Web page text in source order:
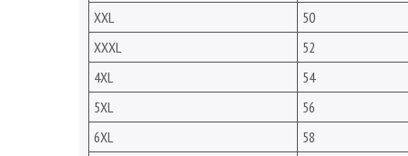
XXL
50
XXXL
52
4XL
54
5XL
56
6XL
58